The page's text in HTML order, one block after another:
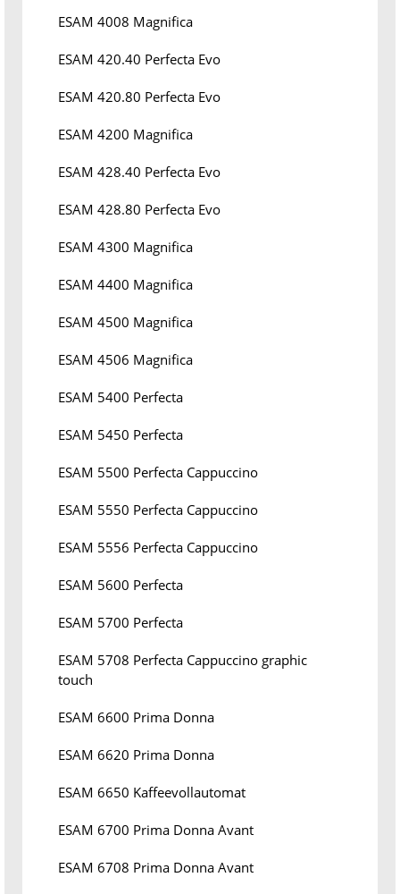
ESAM 4008 Magnifica
ESAM 420.40 Perfecta Evo
ESAM 420.80 Perfecta Evo
ESAM 4200 Magnifica
ESAM 428.40 Perfecta Evo
ESAM 428.80 Perfecta Evo
ESAM 4300 Magnifica
ESAM 4400 Magnifica
ESAM 4500 Magnifica
ESAM 4506 Magnifica
ESAM 5400 Perfecta
ESAM 5450 Perfecta
ESAM 5500 Perfecta Cappuccino
ESAM 5550 Perfecta Cappuccino
ESAM 5556 Perfecta Cappuccino
ESAM 5600 Perfecta
ESAM 5700 Perfecta
ESAM 5708 Perfecta Cappuccino graphic
touch
ESAM 6600 Prima Donna
ESAM 6620 Prima Donna
ESAM 6650 Kaffeevollautomat
ESAM 6700 Prima Donna Avant
ESAM 6708 Prima Donna Avant